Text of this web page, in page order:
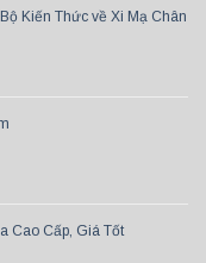
Kiến Thức về Xi Mạ Chân
Cao Cấp, Giá Tốt